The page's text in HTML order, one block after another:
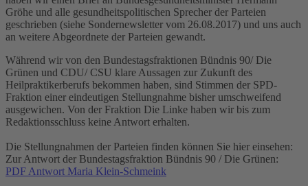
Gröhe und alle gesundheitspolitischen Sprecher der Parteien
geschrieben (siehe Sondernewsletter vom 26.08.2017) und uns auch
an weitere Abgeordnete der Parteien gewandt.
Während wir von den Bundestagsfraktionen Bündnis 90/ Die
Grünen und CDU/ CSU klare Aussagen zur Zukunft des
Heilpraktikerberufs bekommen haben, sind Stimmen der SPD-
Fraktion einer eindeutigen Stellungnahme bisher umschweifend
ausgewichen. Von der Fraktion Die Linke haben wir bis zum
Redaktionsschluss keine Antwort erhalten.
Die Stellungnahmen der Parteien finden können Sie hier einsehen:
Zur Antwort der Bundestagsfraktion Bündnis 90 / Die Grünen:
PDF Antwort Maria Klein-Schmeink